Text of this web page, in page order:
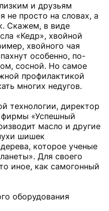
и друзьям
не просто на словах, а
Скажем, в виде
«Кедр», хвойной
хвойного чая
особенно, по-
сосной. Но самое
профилактикой
многих недугов.
технологии, директор
фирмы «Успешный
масло и другие
шишек
которое ученые
Для своего
иное, как самогонный
оборудования